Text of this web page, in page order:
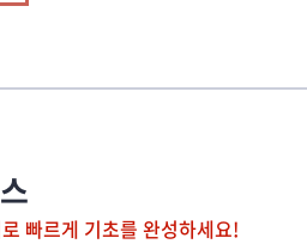
빠르게 기초를 완성하세요!